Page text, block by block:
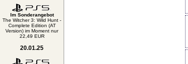
Im Sonderangebot
The Witcher 3: Wild Hunt -
Complete Edition (AT
Version) im Moment nur
22,49 EUR
20.01.25